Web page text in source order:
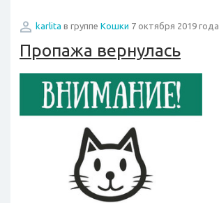
karlita в группе Кошки 7 октября 2019 года
Пропажа вернулась